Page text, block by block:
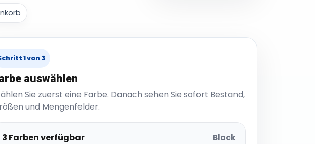
1 von 3
auswählen
Sie zuerst eine Farbe. Danach sehen Sie sofort Bestand,
und Mengenfelder.
3 Farben verfügbar Black